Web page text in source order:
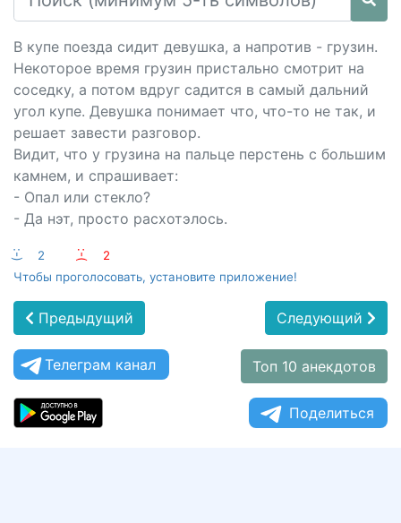
В купе поезда сидит девушка, а напротив - грузин.
Некоторое время грузин пристально смотрит на
соседку, а потом вдруг садится в самый дальний
угол купе. Девушка понимает что, что-то не так, и
решает завести разговор.
Видит, что у грузина на пальце перстень с большим
камнем, и спрашивает:
- Опал или стекло?
- Да нэт, просто расхотэлось.
:-) 2 :-(
2
Чтобы проголосовать, установите приложение!
Предыдущий Следующий
Телеграм канал Топ 10 анекдотов
Поделиться